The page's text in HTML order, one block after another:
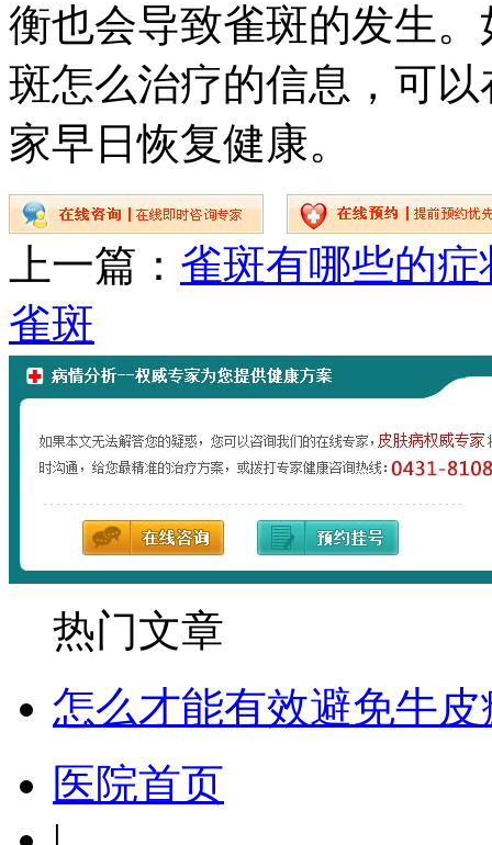
衡也会导致雀斑的发生
斑怎么治疗的信息，可
家早日恢复健康。
上一篇： 雀斑有哪些的症
雀斑
热门文章
怎么才能有效避免牛皮
医院首页